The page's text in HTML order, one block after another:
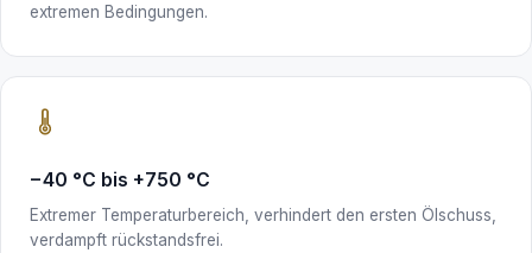
extremen Bedingungen.
−40 °C bis +750 °C
Extremer Temperaturbereich, verhindert den ersten Ölschuss,
verdampft rückstandsfrei.